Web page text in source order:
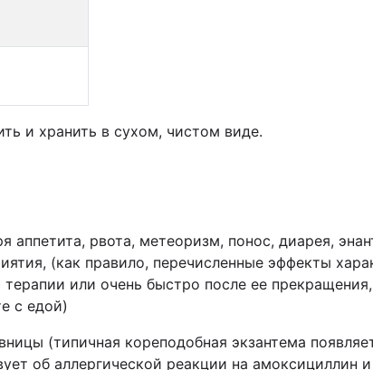
и хранить в сухом, чистом виде.
аппетита, рвота, метеоризм, понос, диарея,
(как правило, перечисленные эффекты
или очень быстро после ее
с едой)
(типичная кореподобная экзантема
об аллергической реакции на амоксициллин